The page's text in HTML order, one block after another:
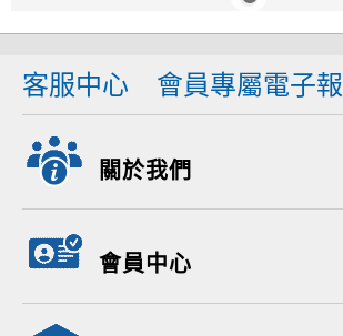
客服中心 會員專屬電子報
關於我們
會員中心